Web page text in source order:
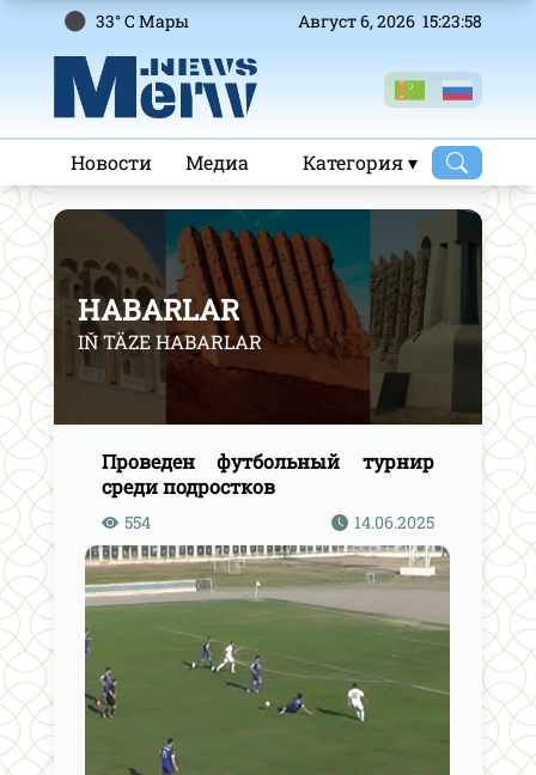
33° C Mары Август 6, 2026 15:23:59
Новости Медиа Категория ▾
HABARLAR
IŇ TÄZE HABARLAR
Проведен футбольный турнир
среди подростков
554 14.06.2025